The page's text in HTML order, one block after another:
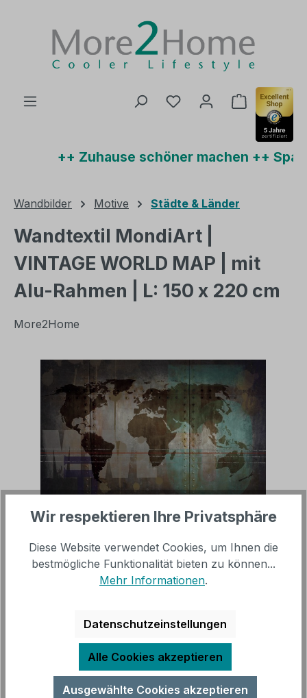
Du hast 0 Produkte
++ Zuhause schöner machen ++
Wandbilder Motive Städte & Länder
Wandtextil MondiArt |
VINTAGE WORLD MAP | mit
Alu-Rahmen | L: 150 x 220 cm
More2Home
398,00 € Regulärer Preis:
724,00 € (45.03% gespart)
inkl. MwSt, versandkostenfrei innerhalb Deutschland
Produkt Anzahl: Gib den
Wir respektieren Ihre Privatsphäre
Diese Website verwendet Cookies, um Ihnen die
bestmögliche Funktionalität bieten zu können...
Mehr Informationen.
Datenschutzeinstellungen
Alle Cookies akzeptieren
Ausgewählte Cookies akzeptieren